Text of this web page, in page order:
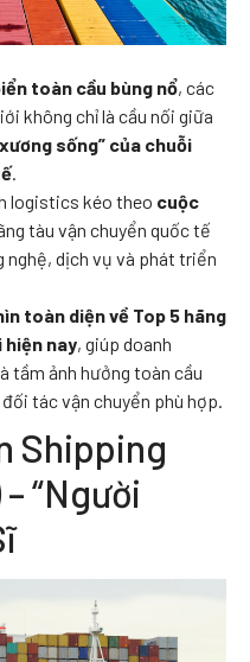
toàn cầu bùng nổ, các
không chỉ là cầu nối giữa
sống” của chuỗi
.
logistics kéo theo cuộc
tàu vận chuyển quốc tế
nghệ, dịch vụ và phát triển
toàn diện về Top 5 hãng
nay, giúp doanh
tầm ảnh hưởng toàn cầu
tác vận chuyển phù hợp.
Shipping
“Người